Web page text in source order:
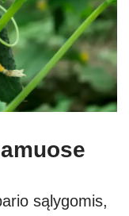
sąlygomis,